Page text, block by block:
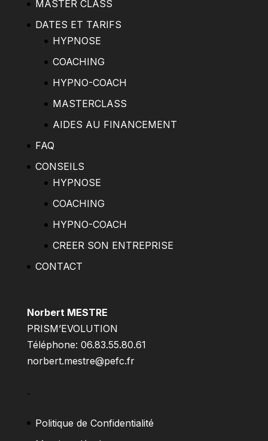
MASTER CLASS
DATES ET TARIFS
HYPNOSE
COACHING
HYPNO-COACH
MASTERCLASS
AIDES AU FINANCEMENT
FAQ
CONSEILS
HYPNOSE
COACHING
HYPNO-COACH
CREER SON ENTREPRISE
CONTACT
Norbert MESTRE
PRISM’EVOLUTION
Téléphone: 06.83.55.80.61
norbert.mestre@pefc.fr
–
Politique de Confidentialité